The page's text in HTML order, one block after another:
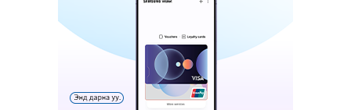
“Аяллын газрын зураг”-ийн хэвлэмэл хувилбар
Голомт банкны салбаруудад түгээгдлээ
15 цагийн өмнө 1